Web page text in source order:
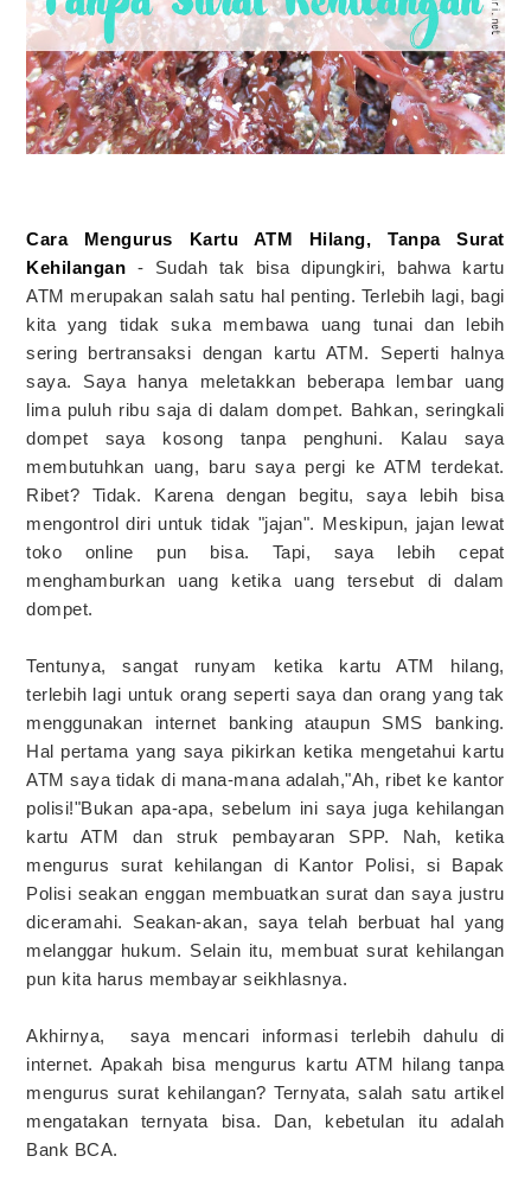
Cara Mengurus Kartu ATM Hilang, Tanpa Surat
Kehilangan - Sudah tak bisa dipungkiri, bahwa kartu
ATM merupakan salah satu hal penting. Terlebih lagi, bagi
kita yang tidak suka membawa uang tunai dan lebih
sering bertransaksi dengan kartu ATM. Seperti halnya
saya. Saya hanya meletakkan beberapa lembar uang
lima puluh ribu saja di dalam dompet. Bahkan, seringkali
dompet saya kosong tanpa penghuni. Kalau saya
membutuhkan uang, baru saya pergi ke ATM terdekat.
Ribet? Tidak. Karena dengan begitu, saya lebih bisa
mengontrol diri untuk tidak "jajan". Meskipun, jajan lewat
toko online pun bisa. Tapi, saya lebih cepat
menghamburkan uang ketika uang tersebut di dalam
dompet.
Tentunya, sangat runyam ketika kartu ATM hilang,
terlebih lagi untuk orang seperti saya dan orang yang tak
menggunakan internet banking ataupun SMS banking.
Hal pertama yang saya pikirkan ketika mengetahui kartu
ATM saya tidak di mana-mana adalah,"Ah, ribet ke kantor
polisi!"Bukan apa-apa, sebelum ini saya juga kehilangan
kartu ATM dan struk pembayaran SPP. Nah, ketika
mengurus surat kehilangan di Kantor Polisi, si Bapak
Polisi seakan enggan membuatkan surat dan saya justru
diceramahi. Seakan-akan, saya telah berbuat hal yang
melanggar hukum. Selain itu, membuat surat kehilangan
pun kita harus membayar seikhlasnya.
Akhirnya, saya mencari informasi terlebih dahulu di
internet. Apakah bisa mengurus kartu ATM hilang tanpa
mengurus surat kehilangan? Ternyata, salah satu artikel
mengatakan ternyata bisa. Dan, kebetulan itu adalah
Bank BCA.